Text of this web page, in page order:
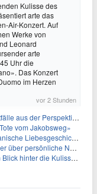
Kulisse des
arte das
Air-Konzert. Auf
Werke von
Leonard
arte
Uhr die
Das Konzert
im Herzen
vor 2 Stunden
Perspektive der Patienten
vom Jakobsweg»
Liebesgeschichte
persönliche Neuanfänge
Kulissen ihres Freundeskreises